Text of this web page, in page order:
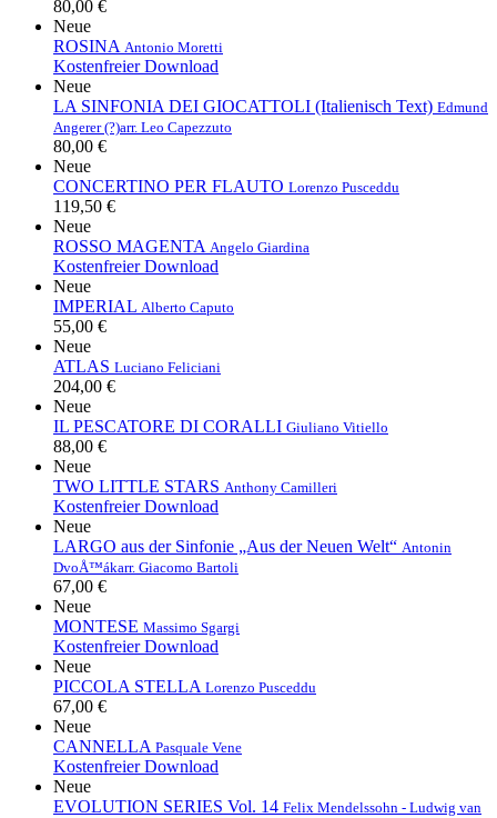
80,00 €
Neue
ROSINA Antonio Moretti
Kostenfreier Download
Neue
LA SINFONIA DEI GIOCATTOLI (Italienisch Text) Edmund
Angerer (?)arr. Leo Capezzuto
80,00 €
Neue
CONCERTINO PER FLAUTO Lorenzo Pusceddu
119,50 €
Neue
ROSSO MAGENTA Angelo Giardina
Kostenfreier Download
Neue
IMPERIAL Alberto Caputo
55,00 €
Neue
ATLAS Luciano Feliciani
204,00 €
Neue
IL PESCATORE DI CORALLI Giuliano Vitiello
88,00 €
Neue
TWO LITTLE STARS Anthony Camilleri
Kostenfreier Download
Neue
LARGO aus der Sinfonie „Aus der Neuen Welt“ Antonin
DvoÅ™ákarr. Giacomo Bartoli
67,00 €
Neue
MONTESE Massimo Sgargi
Kostenfreier Download
Neue
PICCOLA STELLA Lorenzo Pusceddu
67,00 €
Neue
CANNELLA Pasquale Vene
Kostenfreier Download
Neue
EVOLUTION SERIES Vol. 14 Felix Mendelssohn - Ludwig van